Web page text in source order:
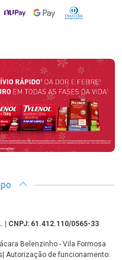
NuPay Google PayDiners Club
| CNPJ: 61.412.110/0565-33
Belenzinho - Vila Formosa
Autorização de funcionamento: